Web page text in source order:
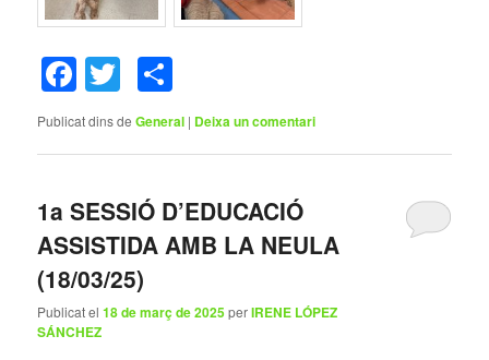
Facebook
Twitter
Publicat dins de General | Deixa un comentari
1a SESSIÓ D’EDUCACIÓ
ASSISTIDA AMB LA NEULA
(18/03/25)
Publicat el18 de març de 2025perIRENE LÓPEZ
SÁNCHEZ